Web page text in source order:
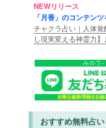
NEWリリース
「月香」のコンテン
チャクラ占い｜人体
し現実変える神霊力】
おすすめ無料占い